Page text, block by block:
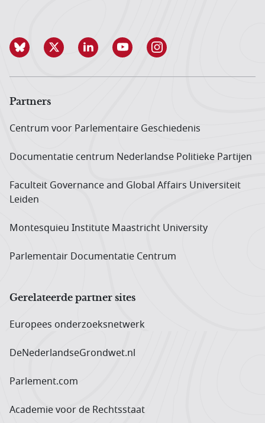
Partners
Centrum voor Parlementaire Geschiedenis
Documentatie centrum Neder­landse Politieke Partijen
Faculteit Governance and Global Affairs Universiteit
Leiden
Montesquieu Institute Maastricht University
Parlementair Documentatie Centrum
Gerelateerde partner sites
Europees onderzoeks­netwerk
DeNederlandseGrondwet.nl
Parlement.com
Academie voor de Rechtsstaat